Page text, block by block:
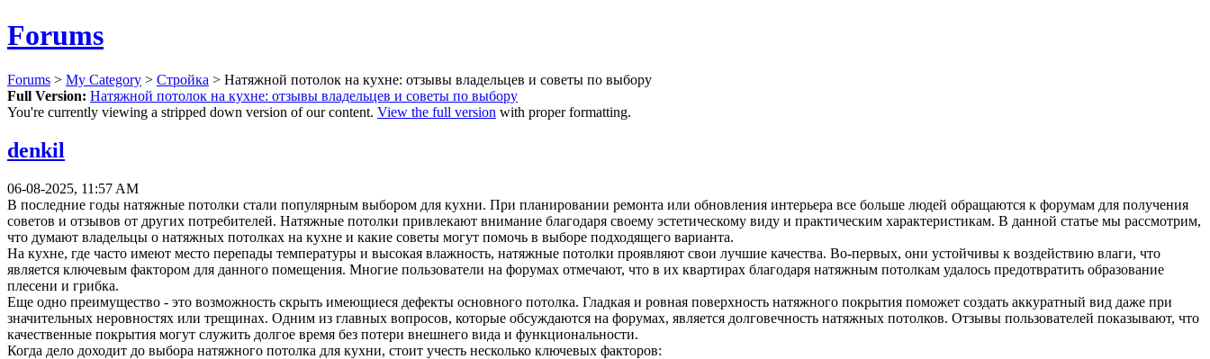
Forums
Forums > My Category > Стройка > Натяжной потолок на кухне: отзывы владельцев и советы по выбору
Full Version: Натяжной потолок на кухне: отзывы владельцев и советы по выбору
You're currently viewing a stripped down version of our content. View the full version with proper formatting.
denkil
06-08-2025, 11:57 AM
В последние годы натяжные потолки стали популярным выбором для кухни. При планировании ремонта или обновления интерьера все больше людей обращаются к форумам для получения
советов и отзывов от других потребителей. Натяжные потолки привлекают внимание благодаря своему эстетическому виду и практическим характеристикам. В данной статье мы рассмотрим,
что думают владельцы о натяжных потолках на кухне и какие советы могут помочь в выборе подходящего варианта.
На кухне, где часто имеют место перепады температуры и высокая влажность, натяжные потолки проявляют свои лучшие качества. Во-первых, они устойчивы к воздействию влаги, что
является ключевым фактором для данного помещения. Многие пользователи на форумах отмечают, что в их квартирах благодаря натяжным потолкам удалось предотвратить образование
плесени и грибка.
Еще одно преимущество - это возможность скрыть имеющиеся дефекты основного потолка. Гладкая и ровная поверхность натяжного покрытия поможет создать аккуратный вид даже при
значительных неровностях или трещинах. Одним из главных вопросов, которые обсуждаются на форумах, является долговечность натяжных потолков. Отзывы пользователей показывают, что
качественные покрытия могут служить долгое время без потери внешнего вида и функциональности.
Когда дело доходит до выбора натяжного потолка для кухни, стоит учесть несколько ключевых факторов: